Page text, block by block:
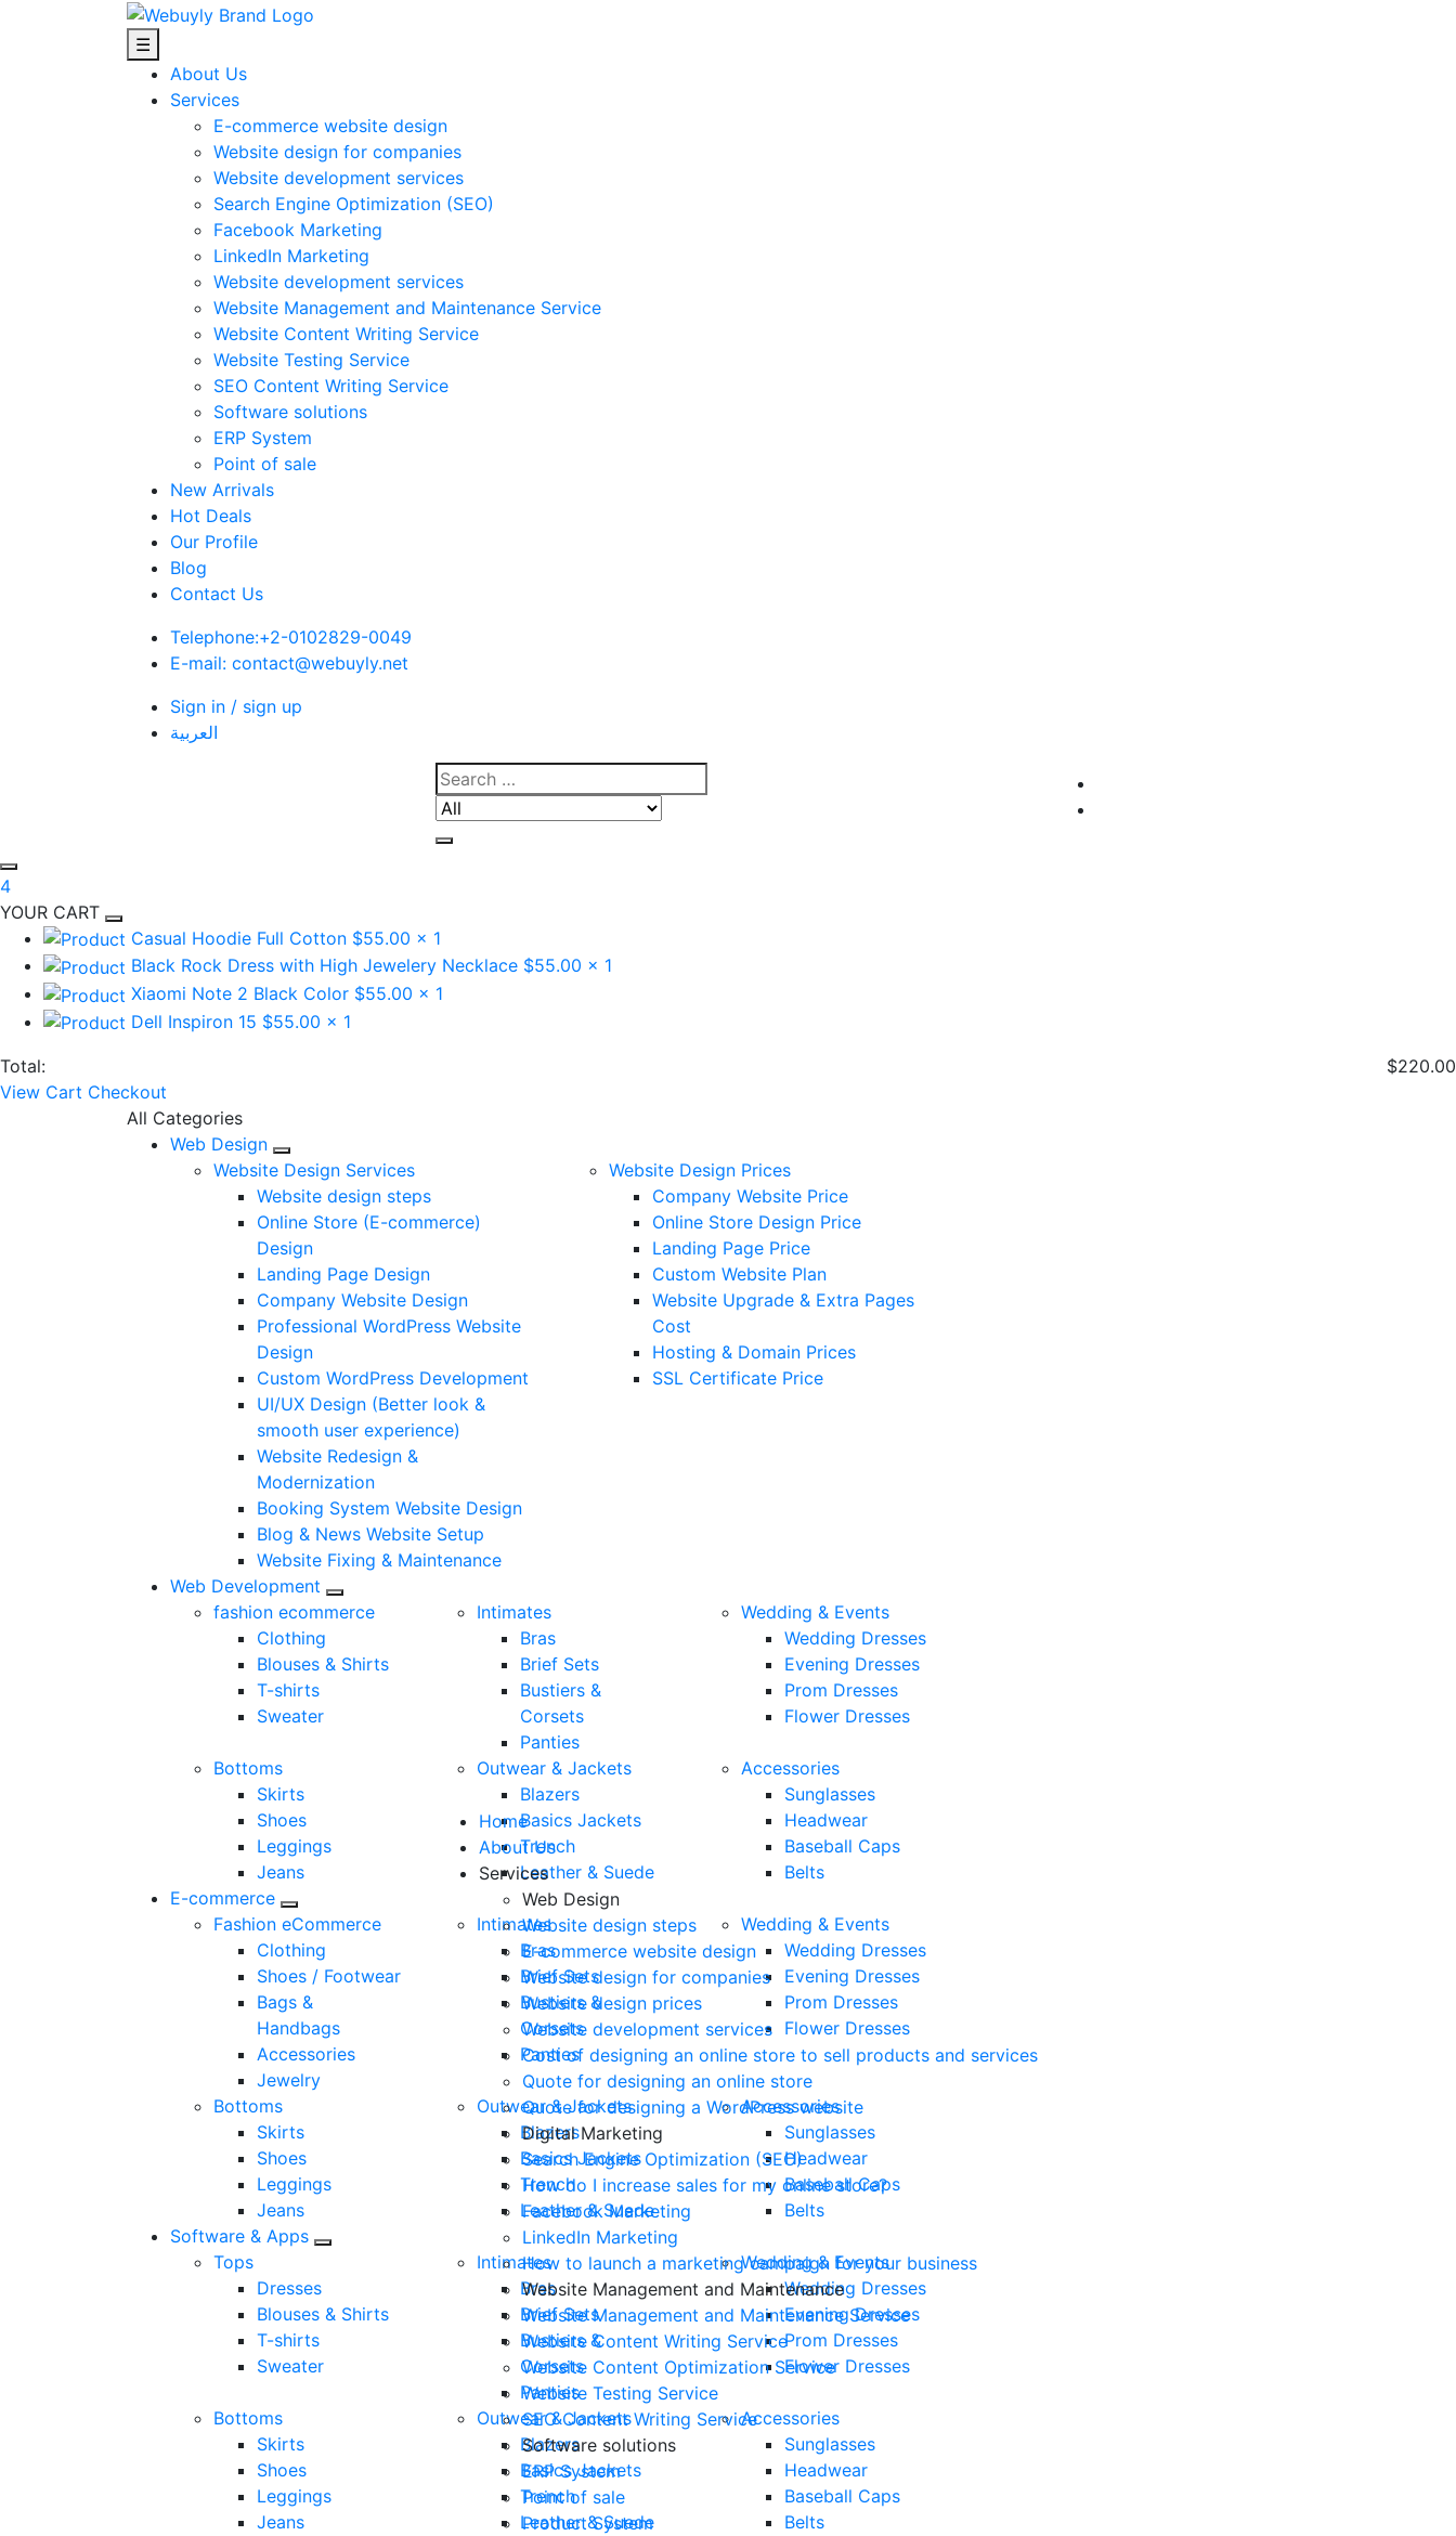
☰
About Us
Services
E-commerce website design
Website design for companies
Website development services
Search Engine Optimization (SEO)
Facebook Marketing
LinkedIn Marketing
Website development services
Website Management and Maintenance Service
Website Content Writing Service
Website Testing Service
SEO Content Writing Service
Software solutions
ERP System
Point of sale
New Arrivals
Hot Deals
Our Profile
Blog
Contact Us
Telephone:+2-0102829-0049
E-mail: contact@webuyly.net
Sign in / sign up
العربية
Search
Choose category for search
4
YOUR CART
Casual Hoodie Full Cotton $55.00 x 1
Black Rock Dress with High Jewelery Necklace $55.00 x 1
Xiaomi Note 2 Black Color $55.00 x 1
Dell Inspiron 15 $55.00 x 1
Total:
$220.00
View Cart Checkout
All Categories
Web Design
Website Design Services
Website design steps
Online Store (E-commerce)
Design
Landing Page Design
Company Website Design
Professional WordPress Website
Design
Custom WordPress Development
UI/UX Design (Better look &
smooth user experience)
Website Redesign &
Modernization
Booking System Website Design
Blog & News Website Setup
Website Fixing & Maintenance
Website Design Prices
Company Website Price
Online Store Design Price
Landing Page Price
Custom Website Plan
Website Upgrade & Extra Pages
Cost
Hosting & Domain Prices
SSL Certificate Price
Web Development
fashion ecommerce
Clothing
Blouses & Shirts
T-shirts
Sweater
Intimates
Bras
Brief Sets
Bustiers &
Corsets
Panties
Wedding & Events
Wedding Dresses
Evening Dresses
Prom Dresses
Flower Dresses
Bottoms
Skirts
Shoes
Leggings
Jeans
Outwear & Jackets
Blazers
Basics Jackets
Trench
Leather & Suede
Accessories
Sunglasses
Headwear
Baseball Caps
Belts
E-commerce
Fashion eCommerce
Clothing
Shoes / Footwear
Bags &
Handbags
Accessories
Jewelry
Intimates
Bras
Brief Sets
Bustiers &
Corsets
Panties
Wedding & Events
Wedding Dresses
Evening Dresses
Prom Dresses
Flower Dresses
Bottoms
Skirts
Shoes
Leggings
Jeans
Outwear & Jackets
Blazers
Basics Jackets
Trench
Leather & Suede
Accessories
Sunglasses
Headwear
Baseball Caps
Belts
Software & Apps
Tops
Dresses
Blouses & Shirts
T-shirts
Sweater
Intimates
Bras
Brief Sets
Bustiers &
Corsets
Panties
Wedding & Events
Wedding Dresses
Evening Dresses
Prom Dresses
Flower Dresses
Bottoms
Skirts
Shoes
Leggings
Jeans
Outwear & Jackets
Blazers
Basics Jackets
Trench
Leather & Suede
Accessories
Sunglasses
Headwear
Baseball Caps
Belts
Home
About Us
Services
Web Design
Website design steps
E-commerce website design
Website design for companies
Website design prices
Website development services
Cost of designing an online store to sell products and services
Quote for designing an online store
Quote for designing a WordPress website
Digital Marketing
Search Engine Optimization (SEO)
How do I increase sales for my online store?
Facebook Marketing
LinkedIn Marketing
How to launch a marketing campaign for your business
Website Management and Maintenance
Website Management and Maintenance Service
Website Content Writing Service
Website Content Optimization Service
Website Testing Service
SEO Content Writing Service
Software solutions
ERP System
Point of sale
Product System